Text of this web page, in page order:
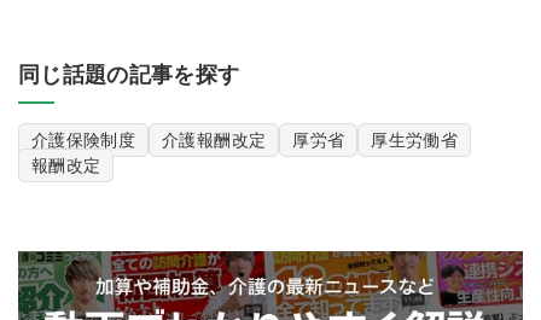
同じ話題の記事を探す
介護保険制度 介護報酬改定 厚労省
厚生労働省
報酬改定